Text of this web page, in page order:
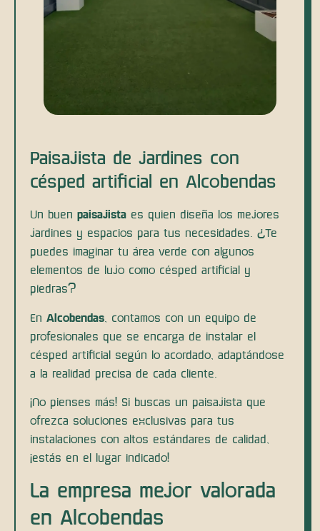
Paisajista de jardines con
césped artificial en Alcobendas
Un buenpaisajista es quien diseña los mejores
jardines y espacios para tus necesidades. ¿Te
puedes imaginar tu área verde con algunos
elementos de lujo como césped artificial y
piedras?
EnAlcobendas , contamos con un equipo de
profesionales que se encarga de instalar el
césped artificial según lo acordado, adaptándose
a la realidad precisa de cada cliente.
¡No pienses más! Si buscas un paisajista que
ofrezca soluciones exclusivas para tus
instalaciones con altos estándares de calidad,
¡estás en el lugar indicado!
La empresa mejor valorada
en Alcobendas